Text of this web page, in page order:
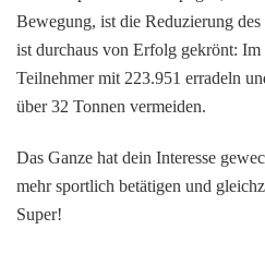
Bewegung, ist die Reduzierung
ist durchaus von Erfolg gekrönt:
Teilnehmer mit 223.951 erradeln
über 32 Tonnen vermeiden.
Das Ganze hat dein Interesse
mehr sportlich betätigen und
Super!